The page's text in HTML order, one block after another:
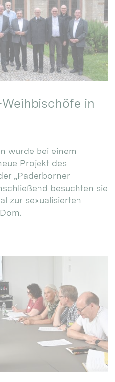
in
wurde bei einem
Projekt des
„Paderborner
besuchten sie
zur sexualisierten